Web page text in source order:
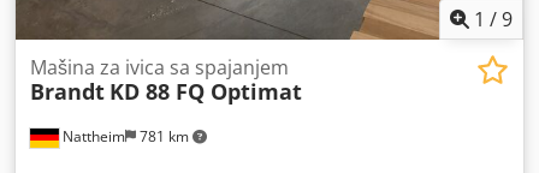
1 /9
Nattheim 781 km
Mašina za ivica sa spajanjem
Brandt KD 88 FQ Optimat